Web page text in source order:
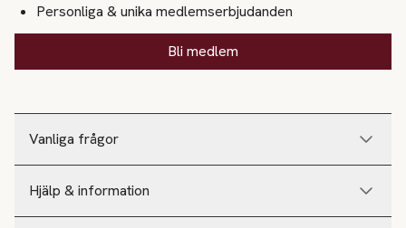
Vanliga frågor
Hjälp & information
Personliga & unika medlemserbjudanden
Bli medlem